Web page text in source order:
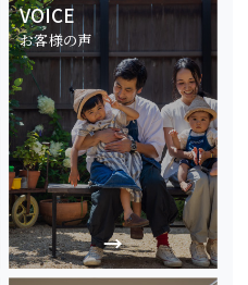
VOICE
お客様の声